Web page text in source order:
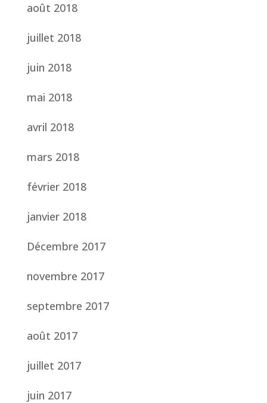
août 2018
juillet 2018
juin 2018
mai 2018
avril 2018
mars 2018
février 2018
janvier 2018
Décembre 2017
novembre 2017
septembre 2017
août 2017
juillet 2017
juin 2017